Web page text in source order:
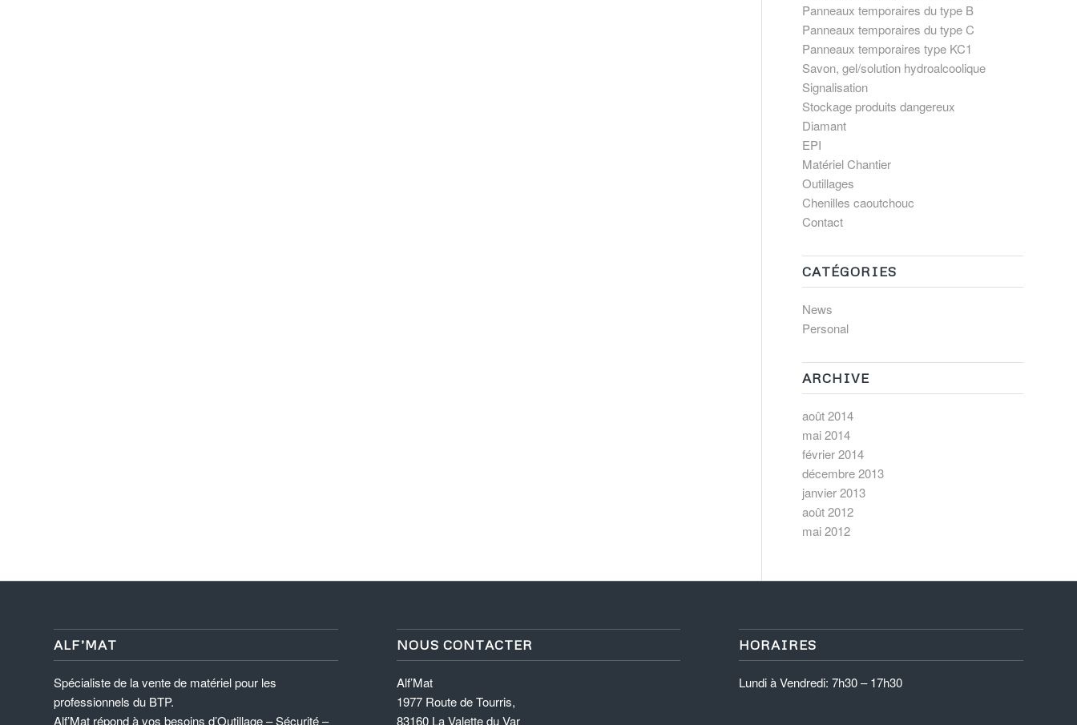
Panneaux temporaires du type B
Panneaux temporaires du type C
Panneaux temporaires type KC1
Savon, gel/solution hydroalcoolique
Signalisation
Stockage produits dangereux
Diamant
EPI
Matériel Chantier
Outillages
Chenilles caoutchouc
Contact
CATÉGORIES
News
Personal
ARCHIVE
août 2014
mai 2014
février 2014
décembre 2013
janvier 2013
août 2012
mai 2012
ALF’MAT
Spécialiste de la vente de matériel pour les
professionnels du BTP.
Alf’Mat répond à vos besoins d’Outillage – Sécurité –
NOUS CONTACTER
Alf’Mat
1977 Route de Tourris,
83160 La Valette du Var
HORAIRES
Lundi à Vendredi: 7h30 – 17h30